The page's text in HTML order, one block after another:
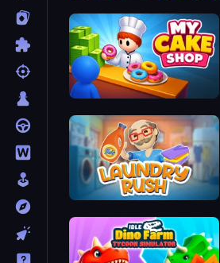
My Cake Shop
Laundry Rush